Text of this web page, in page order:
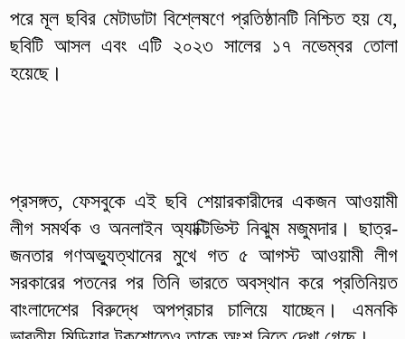
পরে মূল ছবির মেটাডাটা বিশ্লেষণে প্রতিষ্ঠানটি নিশ্চিত হয় যে,
ছবিটি আসল এবং এটি ২০২৩ সালের ১৭ নভেম্বর তোলা
হয়েছে।
প্রসঙ্গত, ফেসবুকে এই ছবি শেয়ারকারীদের একজন আওয়ামী
লীগ সমর্থক ও অনলাইন অ্যাক্টিভিস্ট নিঝুম মজুমদার। ছাত্র-
জনতার গণঅভ্যুত্থানের মুখে গত ৫ আগস্ট আওয়ামী লীগ
সরকারের পতনের পর তিনি ভারতে অবস্থান করে প্রতিনিয়ত
বাংলাদেশের বিরুদ্ধে অপপ্রচার চালিয়ে যাচ্ছেন। এমনকি